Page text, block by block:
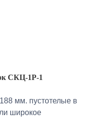
СКЦ-1Р-1
мм. пустотелые в
широкое